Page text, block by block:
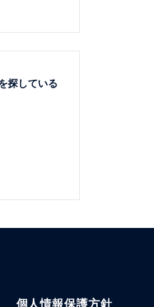
探している
個人情報保護方針